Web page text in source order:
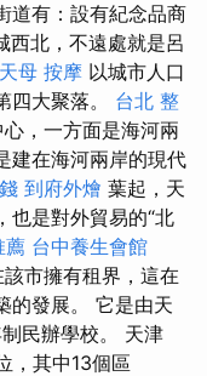
道有：設有紀念品商
西北，不遠處就是呂
天母 按摩 以城市人口
四大聚落。 台北 整
，一方面是海河兩
建在海河兩岸的現代
到府外燴 葉起，天
也是對外貿易的“北
薦 台中養生會館
市擁有租界，這在
的發展。 它是由天
民辦學校。 天津
，其中13個區